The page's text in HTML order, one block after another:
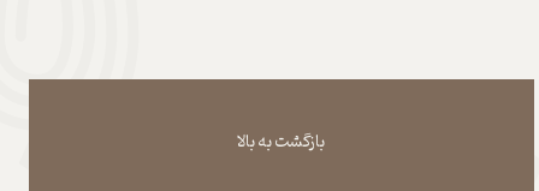
بازگشت به بالا